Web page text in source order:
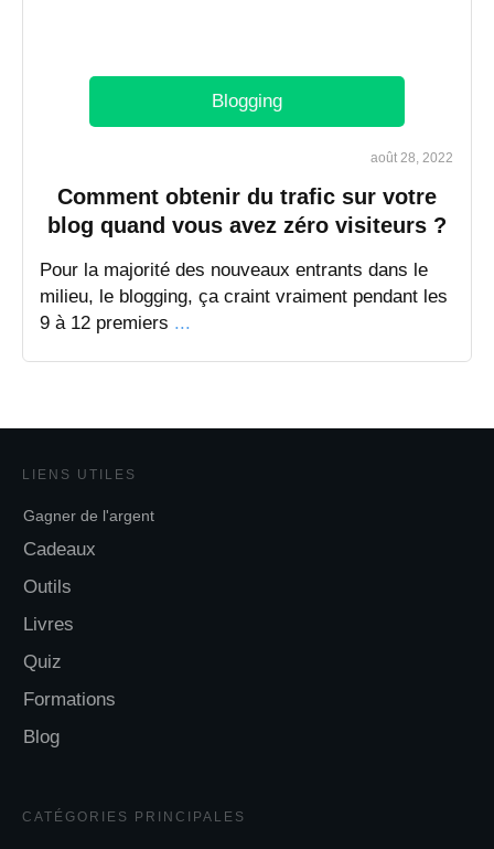
Blogging
août 28, 2022
Comment obtenir du trafic sur votre
blog quand vous avez zéro visiteurs ?
Pour la majorité des nouveaux entrants dans le
milieu, le blogging, ça craint vraiment pendant les ​
9 à 12 premiers ...
LIENS UTILES
Gagner de l'argent
Cadeaux
Outils
Livres
Quiz
Formations
Blog
CATÉGORIES PRINCIPALES